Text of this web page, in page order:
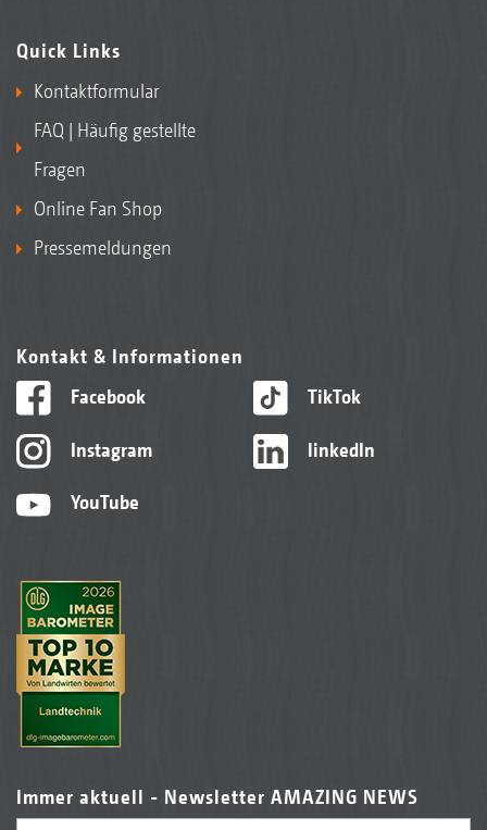
Quick Links
Kontaktformular
FAQ | Häufig gestellte
Fragen
Online Fan Shop
Pressemeldungen
Kontakt & Informationen
Facebook
Instagram
YouTube
TikTok
linkedIn
Immer aktuell - Newsletter AMAZING NEWS